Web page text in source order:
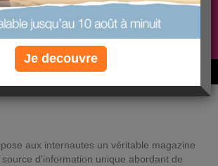
je préfère le régime gratuit
ont maigri et réappris à manger avec nous
aux internautes un véritable magazine
d'information unique abordant de
Je decouvre